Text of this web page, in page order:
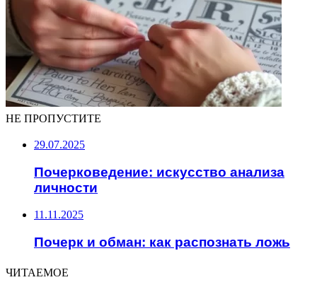
НЕ ПРОПУСТИТЕ
29.07.2025
Почерковедение: искусство анализа
личности
11.11.2025
Почерк и обман: как распознать ложь
ЧИТАЕМОЕ